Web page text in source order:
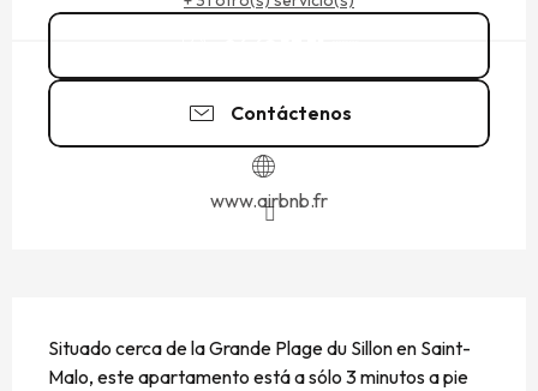
Contáctenos
www.airbnb.fr
Situado cerca de la Grande Plage du Sillon en Saint-
Malo, este apartamento está a sólo 3 minutos a pie